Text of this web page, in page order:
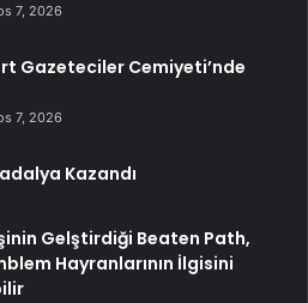
7, 2026
Gazeteciler Cemiyeti’nde
7, 2026
Kazandı
Gelştirdiği Beaten Path,
Hayranlarının İlgisini